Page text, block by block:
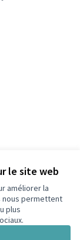
le site web
améliorer la
nous permettent
plus